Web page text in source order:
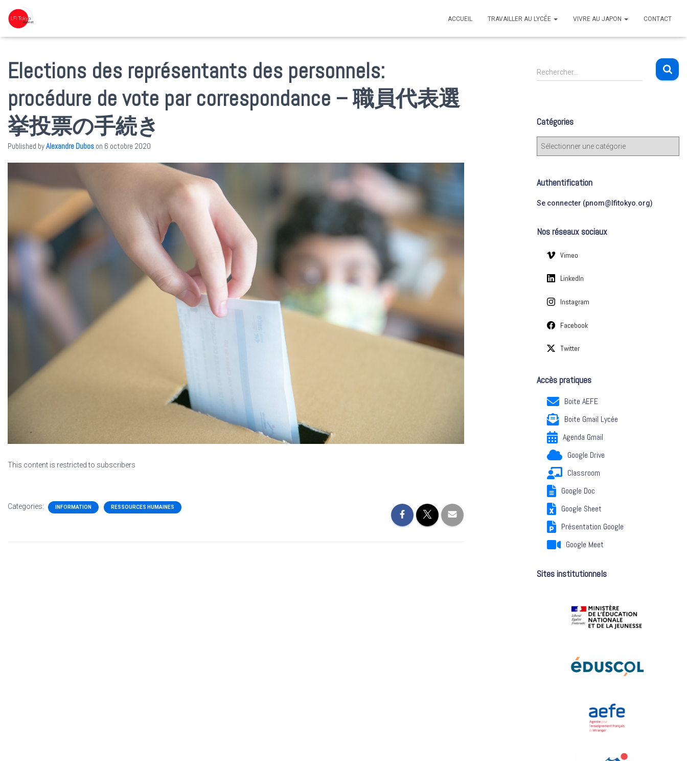
ACCUEIL TRAVAILLER AU LYCÉE VIVRE AU JAPON CONTACT
Elections des représentants des personnels:
procédure de vote par correspondance – 職員代表選
挙投票の手続き
Published byAlexandre Dubos on 6 octobre 2020
This content is restricted to subscribers
Categories: INFORMATION RESSOURCES HUMAINES
R
e
r
c
e
Rechercher…
Catégories
C
g
o
e
Authentification
Se connecter (pnom@lfitokyo.org)
Nos réseaux sociaux
Vimeo
LinkedIn
Instagram
Facebook
Twitter
Accès pratiques
Boite AEFE
Boite Gmail Lycée
Agenda Gmail
Google Drive
Classroom
Google Doc
Google Sheet
Présentation Google
Google Meet
Sites institutionnels